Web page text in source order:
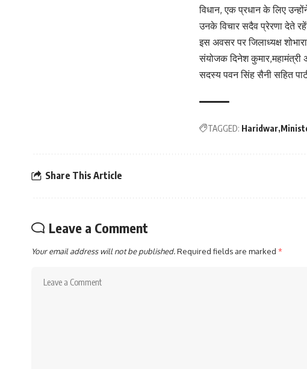
विधान, एक प्रधान के लिए
उनके विचार सदैव प्रेरणा देते
इस अवसर पर जिलाध्यक्ष
संयोजक दिनेश कुमार,महामंत्री
सदस्य पवन सिंह सैनी सहित
TAGGED: Haridwar
Share This Article
Leave a Comment
Your email address will not be published.Required fields are marked *